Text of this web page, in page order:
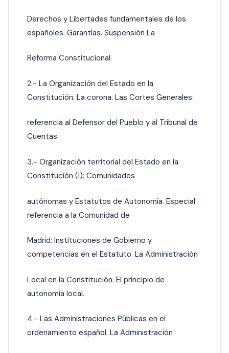
Derechos y Libertades fundamentales de los
españoles. Garantías. Suspensión La
Reforma Constitucional.
2.- La Organización del Estado en la
Constitución: La corona. Las Cortes Generales:
referencia al Defensor del Pueblo y al Tribunal de
Cuentas
3.- Organización territorial del Estado en la
Constitución (I): Comunidades
autónomas y Estatutos de Autonomía. Especial
referencia a la Comunidad de
Madrid: Instituciones de Gobierno y
competencias en el Estatuto. La Administración
Local en la Constitución. El principio de
autonomía local.
4.- Las Administraciones Públicas en el
ordenamiento español. La Administración